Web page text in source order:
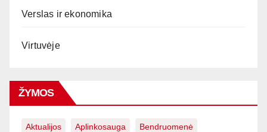
Verslas ir ekonomika
Virtuvėje
ŽYMOS
Aktualijos Aplinkosauga Bendruomenė